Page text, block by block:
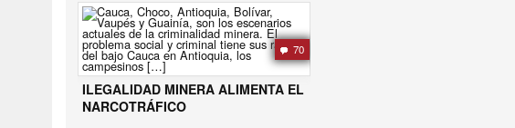
70
ILEGALIDAD MINERA ALIMENTA EL
NARCOTRÁFICO